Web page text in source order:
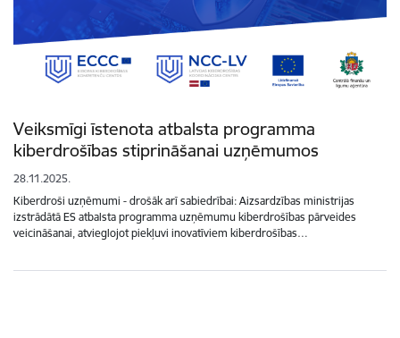
Veiksmīgi īstenota atbalsta programma
kiberdrošības stiprināšanai uzņēmumos
28.11.2025.
Kiberdroši uzņēmumi - drošāk arī sabiedrībai: Aizsardzības ministrijas
izstrādātā ES atbalsta programma uzņēmumu kiberdrošības pārveides
veicināšanai, atvieglojot piekļuvi inovatīviem kiberdrošības…